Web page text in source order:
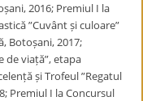
2016; Premiul I la
”Cuvânt și culoare”
Botoșani, 2017;
de viață”, etapa
și Trofeul ”Regatul
Premiul I la Concursul